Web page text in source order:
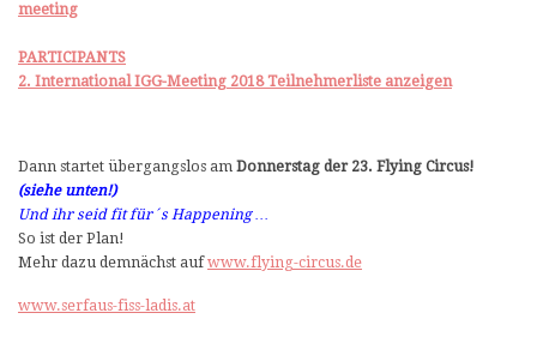
meeting
PARTICIPANTS
2. International IGG-Meeting 2018 Teilnehmerliste anzeigen
Dann startet übergangslos am Donnerstag der 23. Flying Circus!
(siehe unten!)
Und ihr seid fit für´s Happening …
So ist der Plan!
Mehr dazu demnächst aufwww.flying-circus.de
www.serfaus-fiss-ladis.at